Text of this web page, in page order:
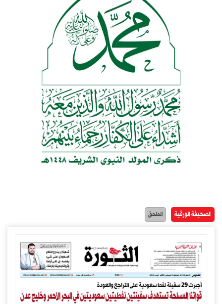
الصحيفة الورقية الملحق